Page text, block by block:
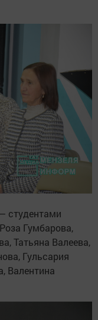
студентами
Гумбарова,
Татьяна Валеева,
Гульсария
Валентина